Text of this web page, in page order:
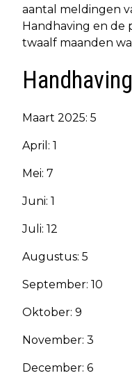
aantal meldingen
Handhaving en de
twaalf maanden
Maart 2025: 5
April: 1
Mei: 7
Juni: 1
Juli: 12
Augustus: 5
September: 10
Oktober: 9
November: 3
December: 6